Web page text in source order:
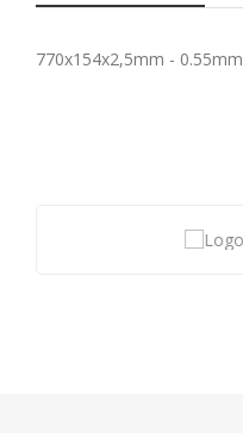
770x154x2,5mm - 0.55mm